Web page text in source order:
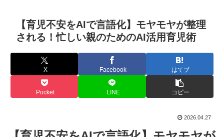
【育児不安をAIで言語化】モヤモヤが整理
される！忙しい親のためのAI活用育児術
X Facebook はてブ
Pocket LINE コピー
2026.04.27